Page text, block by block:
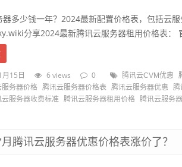
器多少钱一年？2024最新配置价格表，包括云
分享2024最新腾讯云服务器租用价格表：
15日 6 views 0 腾讯云CVM优惠
服务器价格 腾讯云服务器价格表 腾讯云服务器优惠 腾
云服务器收费标准 腾讯云服务器租用价格 腾讯云服务
腾讯云服务器优惠价格表涨价了？